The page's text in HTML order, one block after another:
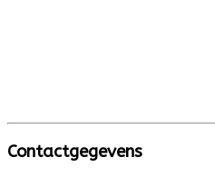
Contactgegevens